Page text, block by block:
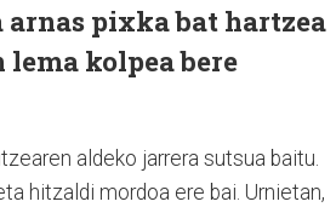
arnas pixka bat hartzea
lema kolpea bere
aldeko jarrera sutsua baitu.
hitzaldi mordoa ere bai. Urnietan,